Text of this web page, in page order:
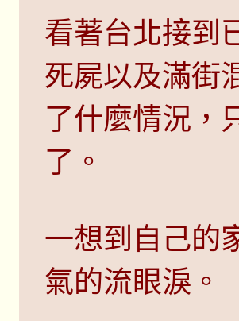
看著台北接到
死屍以及滿街
了什麼情況，
了。
一想到自己的
氣的流眼淚。